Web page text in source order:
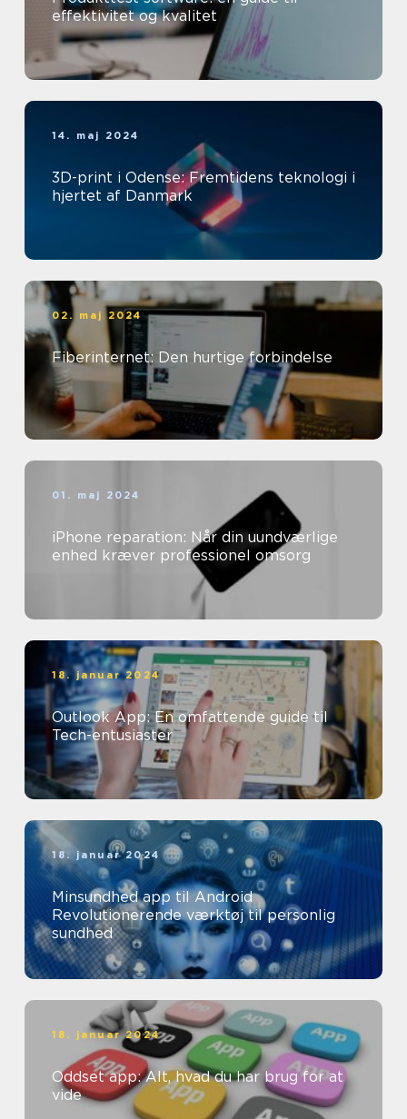
effektivitet og kvalitet
14. maj 2024
3D-print i Odense: Fremtidens teknologi i
hjertet af Danmark
02. maj 2024
Fiberinternet: Den hurtige forbindelse
01. maj 2024
iPhone reparation: Når din uundværlige
enhed kræver professionel omsorg
18. januar 2024
Outlook App: En omfattende guide til
Tech-entusiaster
18. januar 2024
Minsundhed app til Android
Revolutionerende værktøj til personlig
sundhed
18. januar 2024
Oddset app: Alt, hvad du har brug for at
vide